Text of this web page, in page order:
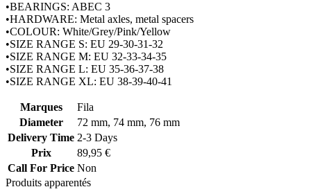
•BEARINGS: ABEC 3
•HARDWARE: Metal axles, metal spacers
•COLOUR: White/Grey/Pink/Yellow
•SIZE RANGE S: EU 29-30-31-32
•SIZE RANGE M: EU 32-33-34-35
•SIZE RANGE L: EU 35-36-37-38
•SIZE RANGE XL: EU 38-39-40-41
Marques
Fila
Diameter
72 mm, 74 mm, 76 mm
Delivery Time 2-3 Days
Prix
89,95 €
Call For Price Non
Produits apparentés